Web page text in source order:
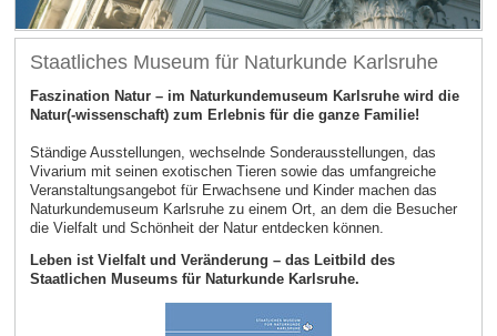
Staatliches Museum für Naturkunde Karlsruhe
Faszination Natur – im Naturkundemuseum Karlsruhe wird die
Natur(-wissenschaft) zum Erlebnis für die ganze Familie!
Ständige Ausstellungen, wechselnde Sonderausstellungen, das
Vivarium mit seinen exotischen Tieren sowie das umfangreiche
Veranstaltungsangebot für Erwachsene und Kinder machen das
Naturkundemuseum Karlsruhe zu einem Ort, an dem die Besucher
die Vielfalt und Schönheit der Natur entdecken können.
Leben ist Vielfalt und Veränderung – das Leitbild des
Staatlichen Museums für Naturkunde Karlsruhe.